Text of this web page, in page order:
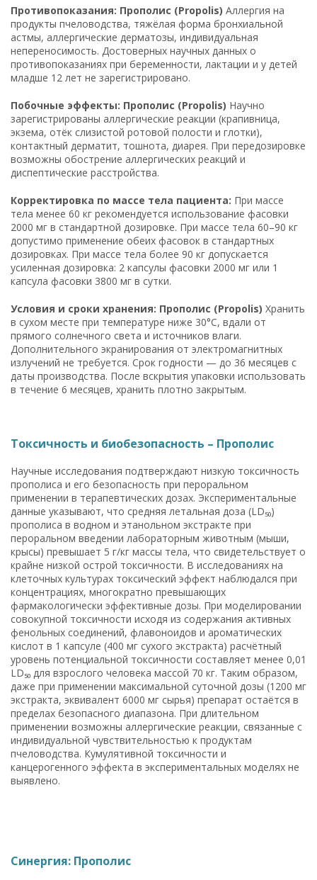
Противопоказания: Прополис (Propolis) Аллергия на
продукты пчеловодства, тяжёлая форма бронхиальной
астмы, аллергические дерматозы, индивидуальная
непереносимость. Достоверных научных данных о
противопоказаниях при беременности, лактации и у детей
младше 12 лет не зарегистрировано.
Побочные эффекты: Прополис (Propolis) Научно
зарегистрированы аллергические реакции (крапивница,
экзема, отёк слизистой ротовой полости и глотки),
контактный дерматит, тошнота, диарея. При передозировке
возможны обострение аллергических реакций и
диспептические расстройства.
Корректировка по массе тела пациента: При массе
тела менее 60 кг рекомендуется использование фасовки
2000 мг в стандартной дозировке. При массе тела 60–90 кг
допустимо применение обеих фасовок в стандартных
дозировках. При массе тела более 90 кг допускается
усиленная дозировка: 2 капсулы фасовки 2000 мг или 1
капсула фасовки 3800 мг в сутки.
Условия и сроки хранения: Прополис (Propolis) Хранить
в сухом месте при температуре ниже 30°C, вдали от
прямого солнечного света и источников влаги.
Дополнительного экранирования от электромагнитных
излучений не требуется. Срок годности — до 36 месяцев с
даты производства. После вскрытия упаковки использовать
в течение 6 месяцев, хранить плотно закрытым.
Токсичность и биобезопасность – Прополис
Научные исследования подтверждают низкую токсичность
прополиса и его безопасность при пероральном
применении в терапевтических дозах. Экспериментальные
данные указывают, что средняя летальная доза (LD₅₀)
прополиса в водном и этанольном экстракте при
пероральном введении лабораторным животным (мыши,
крысы) превышает 5 г/кг массы тела, что свидетельствует о
крайне низкой острой токсичности. В исследованиях на
клеточных культурах токсический эффект наблюдался при
концентрациях, многократно превышающих
фармакологически эффективные дозы. При моделировании
совокупной токсичности исходя из содержания активных
фенольных соединений, флавоноидов и ароматических
кислот в 1 капсуле (400 мг сухого экстракта) расчётный
уровень потенциальной токсичности составляет менее 0,01
LD₅₀ для взрослого человека массой 70 кг. Таким образом,
даже при применении максимальной суточной дозы (1200 мг
экстракта, эквивалент 6000 мг сырья) препарат остаётся в
пределах безопасного диапазона. При длительном
применении возможны аллергические реакции, связанные с
индивидуальной чувствительностью к продуктам
пчеловодства. Кумулятивной токсичности и
канцерогенного эффекта в экспериментальных моделях не
выявлено.
Синергия: Прополис